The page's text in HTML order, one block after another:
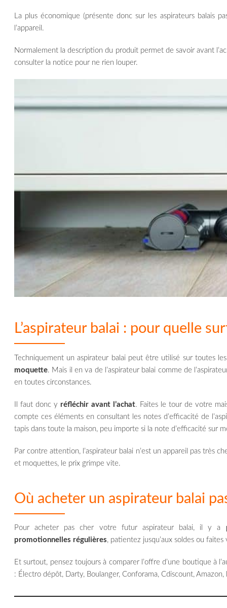
La plus économique (présente donc sur les aspirateurs balais
l’appareil.
Normalement la description du produit permet de savoir avant
consulter la notice pour ne rien louper.
L’aspirateur balai : pour quelle
Techniquement un aspirateur balai peut être utilisé sur toutes
moquette. Mais il en va de l’aspirateur balai comme de
en toutes circonstances.
Il faut donc y réfléchir avant l’achat. Faites le tour de votre
compte ces éléments en consultant les notes d’efficacité de
tapis dans toute la maison, peu importe si la note d’efficacité sur
Par contre attention, l’aspirateur balai n’est un appareil pas très
et moquettes, le prix grimpe vite.
Où acheter un aspirateur balai
Pour acheter pas cher votre futur aspirateur balai, il y a
promotionnelles régulières, patientez jusqu’aux soldes ou
Et surtout, pensez toujours à comparer l’offre d’une boutique à
: Électro dépôt, Darty, Boulanger, Conforama, Cdiscount,